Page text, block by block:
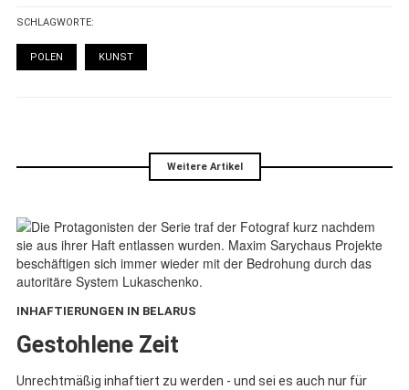
SCHLAGWORTE:
POLEN KUNST
Weitere Artikel
INHAFTIERUNGEN IN BELARUS
Gestohlene Zeit
Unrechtmäßig inhaftiert zu werden - und sei es auch nur für